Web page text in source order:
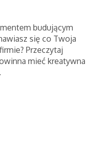
budującym
się co Twoja
Przeczytaj
mieć kreatywna